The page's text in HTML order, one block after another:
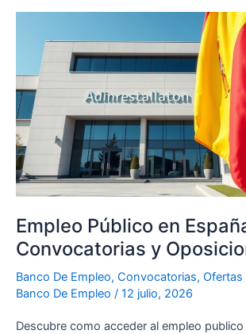
Empleo Público en
Convocatorias y
Banco De Empleo, Convocatorias, Ofertas
Banco De Empleo / 12 julio, 2026
Descubre como acceder al empleo
Público
España:
Convocatorias
y
Oposiciones
2026